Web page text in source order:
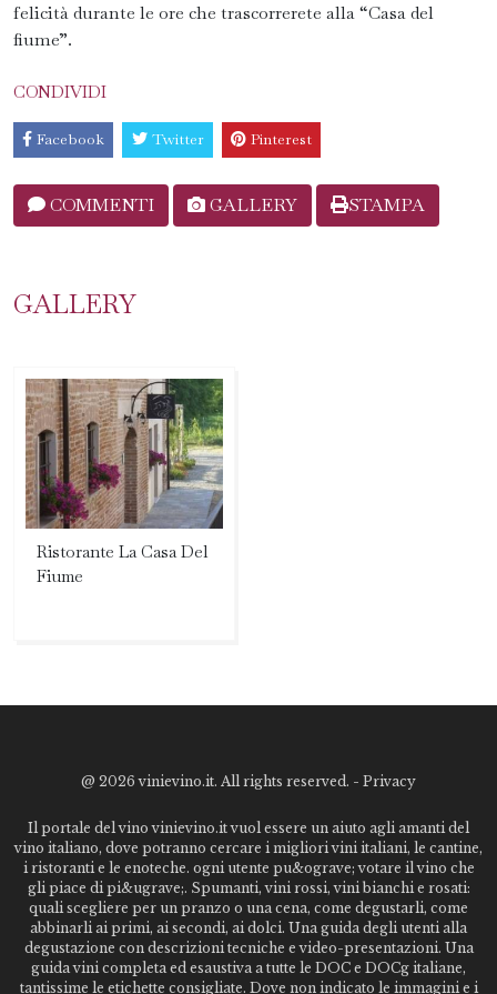
felicità durante le ore che trascorrerete alla “Casa del
fiume”.
CONDIVIDI
Facebook Twitter Pinterest
COMMENTI GALLERY STAMPA
GALLERY
Ristorante La Casa Del
Fiume
@ 2026 vinievino.it. All rights reserved. - Privacy
Il portale del vino vinievino.it vuol essere un aiuto agli amanti del
vino italiano, dove potranno cercare i migliori vini italiani, le cantine,
i ristoranti e le enoteche. ogni utente pu&ograve; votare il vino che
gli piace di pi&ugrave;. Spumanti, vini rossi, vini bianchi e rosati:
quali scegliere per un pranzo o una cena, come degustarli, come
abbinarli ai primi, ai secondi, ai dolci. Una guida degli utenti alla
degustazione con descrizioni tecniche e video-presentazioni. Una
guida vini completa ed esaustiva a tutte le DOC e DOCg italiane,
tantissime le etichette consigliate. Dove non indicato le immagini e i